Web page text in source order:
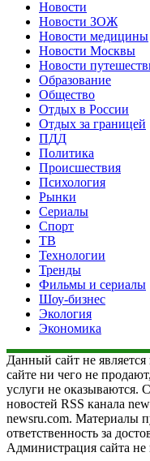
Новости
Новости ЗОЖ
Новости медицины
Новости Москвы
Новости
Образование
Общество
Отдых в России
Отдых за границей
ПДД
Политика
Происшествия
Психология
Рынки
Сериалы
Спорт
ТВ
Технологии
Тренды
Фильмы и сериалы
Шоу-бизнес
Экология
Экономика
Данный сайт не
сайте ни чего не
услуги не оказываются.
новостей RSS канала
newsru.com. Материалы
ответственность за
Администрация сайта не